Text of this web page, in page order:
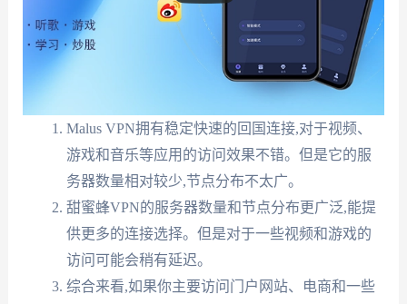
Malus VPN拥有稳定快速的回国连接,对于视频、
游戏和音乐等应用的访问效果不错。但是它的服
务器数量相对较少,节点分布不太广。
甜蜜蜂VPN的服务器数量和节点分布更广泛,能提
供更多的连接选择。但是对于一些视频和游戏的
访问可能会稍有延迟。
综合来看,如果你主要访问门户网站、电商和一些